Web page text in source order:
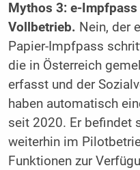
Mythos 3: e-
Vollbetrieb. Nein, der
Papier-Impfpass
die in Österreich
erfasst und der
haben automatisch
seit 2020. Er befindet
weiterhin im
Funktionen zur